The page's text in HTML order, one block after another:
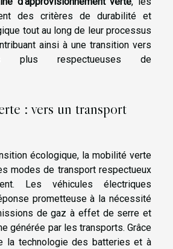
des critères de durabilité et
tout au long de leur processus
ainsi à une transition vers
plus respectueuses de
: vers un transport
écologique, la mobilité verte
modes de transport respectueux
Les véhicules électriques
prometteuse à la nécessité
de gaz à effet de serre et
générée par les transports. Grâce
la technologie des batteries et à